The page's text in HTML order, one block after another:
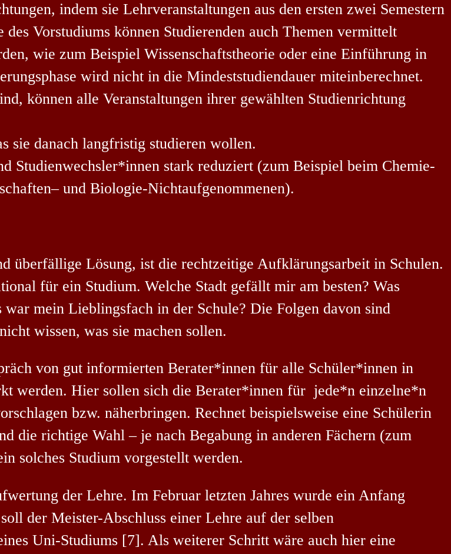
indem sie Lehrveranstaltungen aus den ersten zwei Semestern
Vorstudiums können Studierenden auch Themen vermittelt
wie zum Beispiel Wissenschaftstheorie oder eine Einführung in
wird nicht in die Mindeststudiendauer miteinberechnet.
können alle Veranstaltungen ihrer gewählten Studienrichtung
sie danach langfristig studieren wollen.
Studienwechsler*innen stark reduziert (zum Beispiel beim Chemie-
–und Biologie-Nichtaufgenommenen).
überfällige Lösung, ist die rechtzeitige Aufklärungsarbeit in Schulen.
für ein Studium. Welche Stadt gefällt mir am besten? Was
mein Lieblingsfach in der Schule? Die Folgen davon sind
wissen, was sie machen sollen.
von gut informierten Berater*innen für alle Schüler*innen in
werden. Hier sollen sich die Berater*innen für jede*n einzelne*n
bzw. näherbringen. Rechnet beispielsweise eine Schülerin
die richtige Wahl – je nach Begabung in anderen Fächern (zum
solches Studium vorgestellt werden.
der Lehre. Im Februar letzten Jahres wurde ein Anfang
der Meister-Abschluss einer Lehre auf der selben
Uni-Studiums [7]. Als weiterer Schritt wäre auch hier eine